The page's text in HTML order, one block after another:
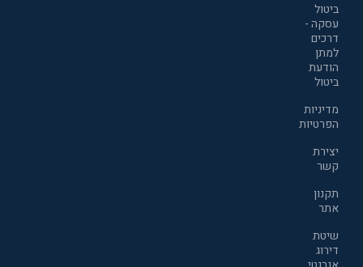
ביטול
עסקה -
דרכים
למתן
הודעת
ביטול
מדיניות
הפרטיות
יצירת
קשר
תקנון
אתר
שיטת
דירוג